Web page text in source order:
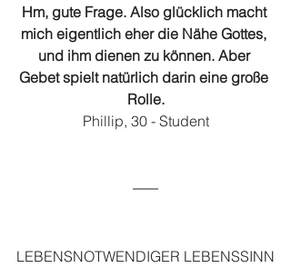
Hm, gute Frage. Also glücklich macht
mich eigentlich eher die Nähe Gottes,
und ihm dienen zu können. Aber
Gebet spielt natürlich darin eine große
Rolle.
Phillip, 30 - Student
LEBENSNOTWENDIGER LEBENSSINN